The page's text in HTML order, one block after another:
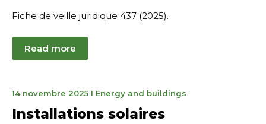
Fiche de veille juridique 437 (2025).
Read more
14 novembre 20252
2026
I Energy and buildings
Installations solaires